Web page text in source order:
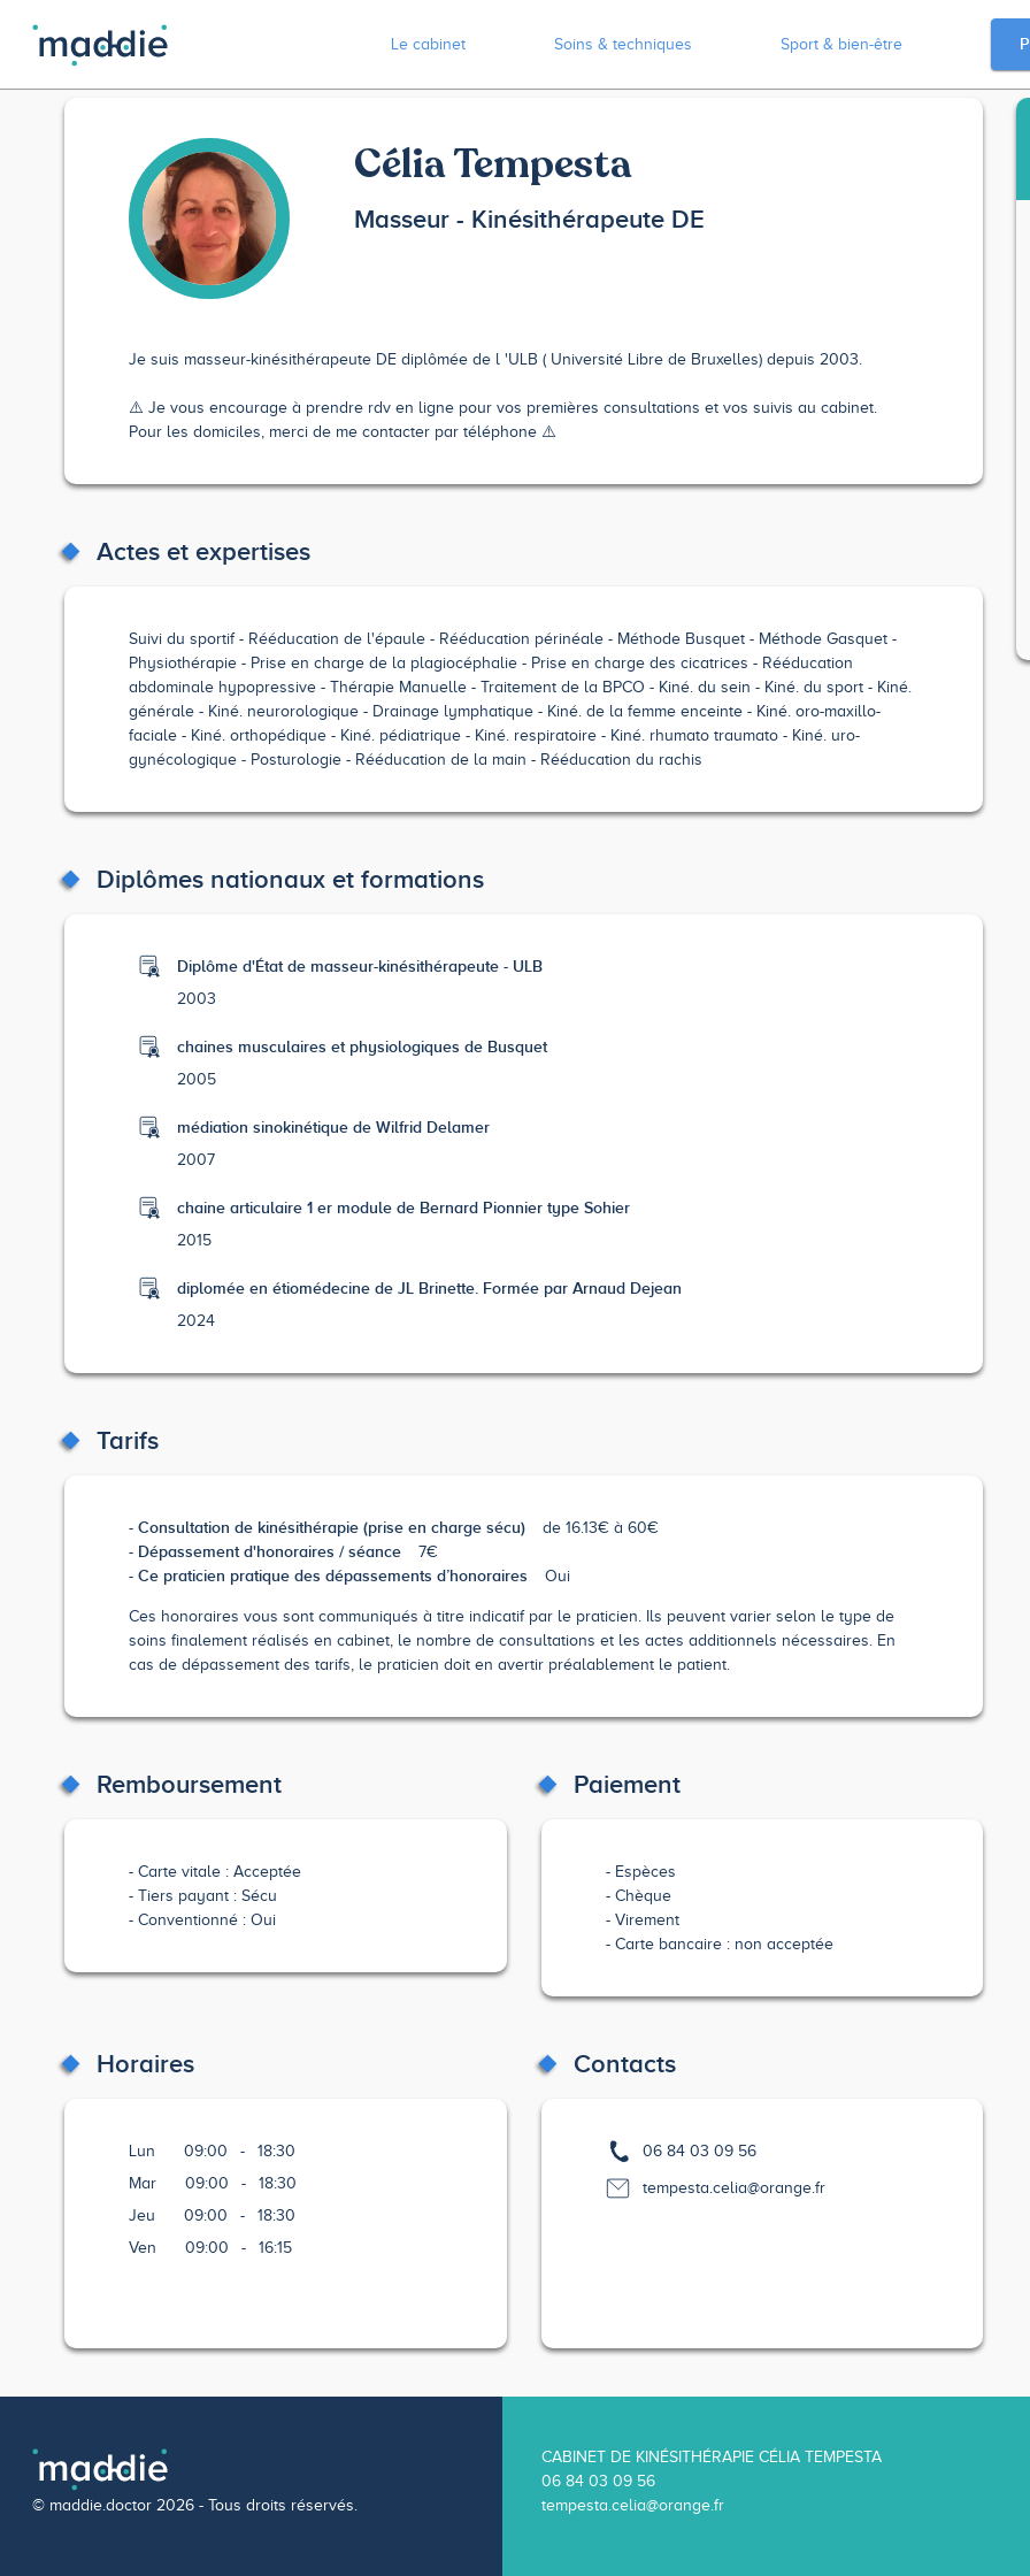
Le cabinet Soins & techniques Sport & bien-être
Célia Tempesta
Masseur - Kinésithérapeute DE
Je suis masseur-kinésithérapeute DE diplômée de l 'ULB ( Université Libre de Bruxelles) depuis 2003.
⚠️ Je vous encourage à prendre rdv en ligne pour vos premières consultations et vos suivis au cabinet.
Pour les domiciles, merci de me contacter par téléphone ⚠️
Actes et expertises
Suivi du sportif Rééducation de l'épaule Rééducation périnéale Méthode Busquet
Méthode Gasquet
Physiothérapie
Prise en charge de la plagiocéphalie Prise en charge des cicatrices
Rééducation
abdominale hypopressive
Thérapie Manuelle Traitement de la BPCO Kiné. du sein Kiné. du sport
Kiné.
générale
Kiné. neurorologique Drainage lymphatique Kiné. de la femme enceinte
Kiné. oro-maxillo-
faciale
Kiné. orthopédique Kiné. pédiatrique Kiné. respiratoire Kiné. rhumato traumato
Kiné. uro-
gynécologique
Posturologie Rééducation de la main Rééducation du rachis
Diplômes nationaux et formations
Diplôme d'État de masseur-kinésithérapeute - ULB
2003
chaines musculaires et physiologiques de Busquet
2005
médiation sinokinétique de Wilfrid Delamer
2007
chaine articulaire 1 er module de Bernard Pionnier type Sohier
2015
diplomée en étiomédecine de JL Brinette. Formée par Arnaud Dejean
2024
Tarifs
Consultation de kinésithérapie (prise en charge sécu) de 16.13€ à 60€
Dépassement d'honoraires / séance 7€
Ce praticien pratique des dépassements d’honoraires Oui
Ces honoraires vous sont communiqués à titre indicatif par le praticien. Ils peuvent varier selon le type de
soins finalement réalisés en cabinet, le nombre de consultations et les actes additionnels nécessaires. En
cas de dépassement des tarifs, le praticien doit en avertir préalablement le patient.
Remboursement
Carte vitale : Acceptée
Tiers payant : Sécu
Conventionné : Oui
Paiement
Espèces
Chèque
Virement
Carte bancaire : non acceptée
Horaires
Lun 09:00 -
18:30
Mar
09:00 -
18:30
Jeu
09:00 -
18:30
Ven
09:00 - 16:15
Contacts
06 84 03 09 56
tempesta.celia@orange.fr
© maddie.doctor 2026 - Tous droits réservés.
CABINET DE KINÉSITHÉRAPIE CÉLIA TEMPESTA
06 84 03 09 56
tempesta.celia@orange.fr